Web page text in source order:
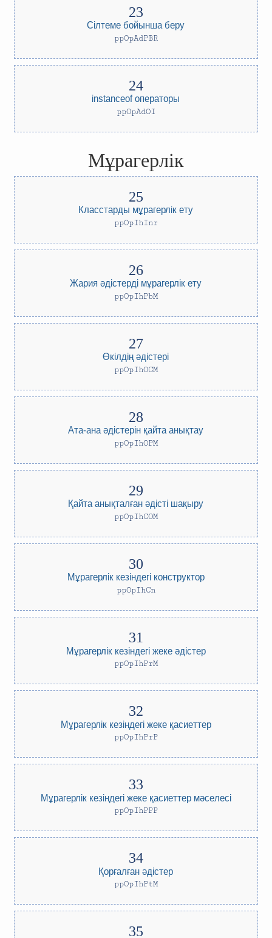
Сілтеме бойынша беру
ppOpAdPBR
instanceof операторы
ppOpAdOI
Мұрагерлік
Класстарды мұрагерлік ету
ppOpIhInr
Жария әдістерді мұрагерлік ету
ppOpIhPbM
Өкілдің әдістері
ppOpIhOCM
Ата-ана әдістерін қайта анықтау
ppOpIhOPM
Қайта анықталған әдісті шақыру
ppOpIhCOM
Мұрагерлік кезіндегі конструктор
ppOpIhCn
Мұрагерлік кезіндегі жеке әдістер
ppOpIhPrM
Мұрагерлік кезіндегі жеке қасиеттер
ppOpIhPrP
Мұрагерлік кезіндегі жеке қасиеттер мәселесі
ppOpIhPPP
Қорғалған әдістер
ppOpIhPtM